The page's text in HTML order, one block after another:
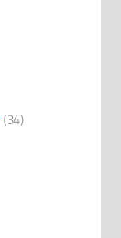
(34)